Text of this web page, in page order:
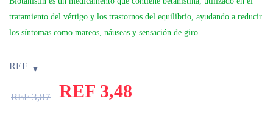
tratamiento del vértigo y los trastornos del equilibrio, ayudando a reducir
los síntomas como mareos, náuseas y sensación de giro.
REF
REF3,87 REF 3,48